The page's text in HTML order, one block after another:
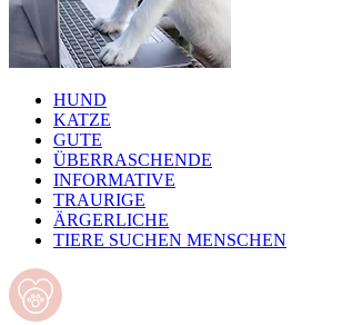
HUND
KATZE
GUTE
ÜBERRASCHENDE
INFORMATIVE
TRAURIGE
ÄRGERLICHE
TIERE SUCHEN MENSCHEN